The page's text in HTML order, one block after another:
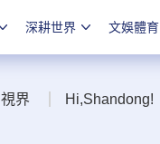
深耕世界 文娛體育
視界 Hi,Shandong!